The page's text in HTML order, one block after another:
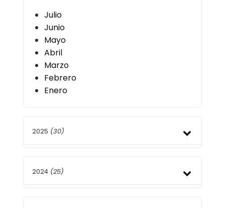
Julio
Junio
Mayo
Abril
Marzo
Febrero
Enero
2025 (30)
Noviembre
2024 (25)